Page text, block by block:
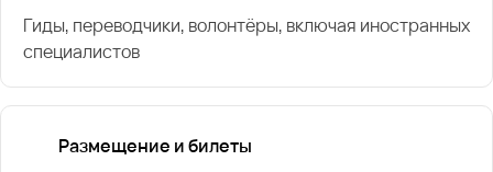
Гиды, переводчики, волонтёры, включая иностранных
специалистов
Размещение и билеты